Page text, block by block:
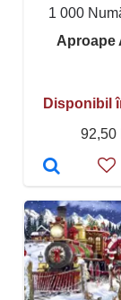
1 000
Aproape
Disponibil
92,50